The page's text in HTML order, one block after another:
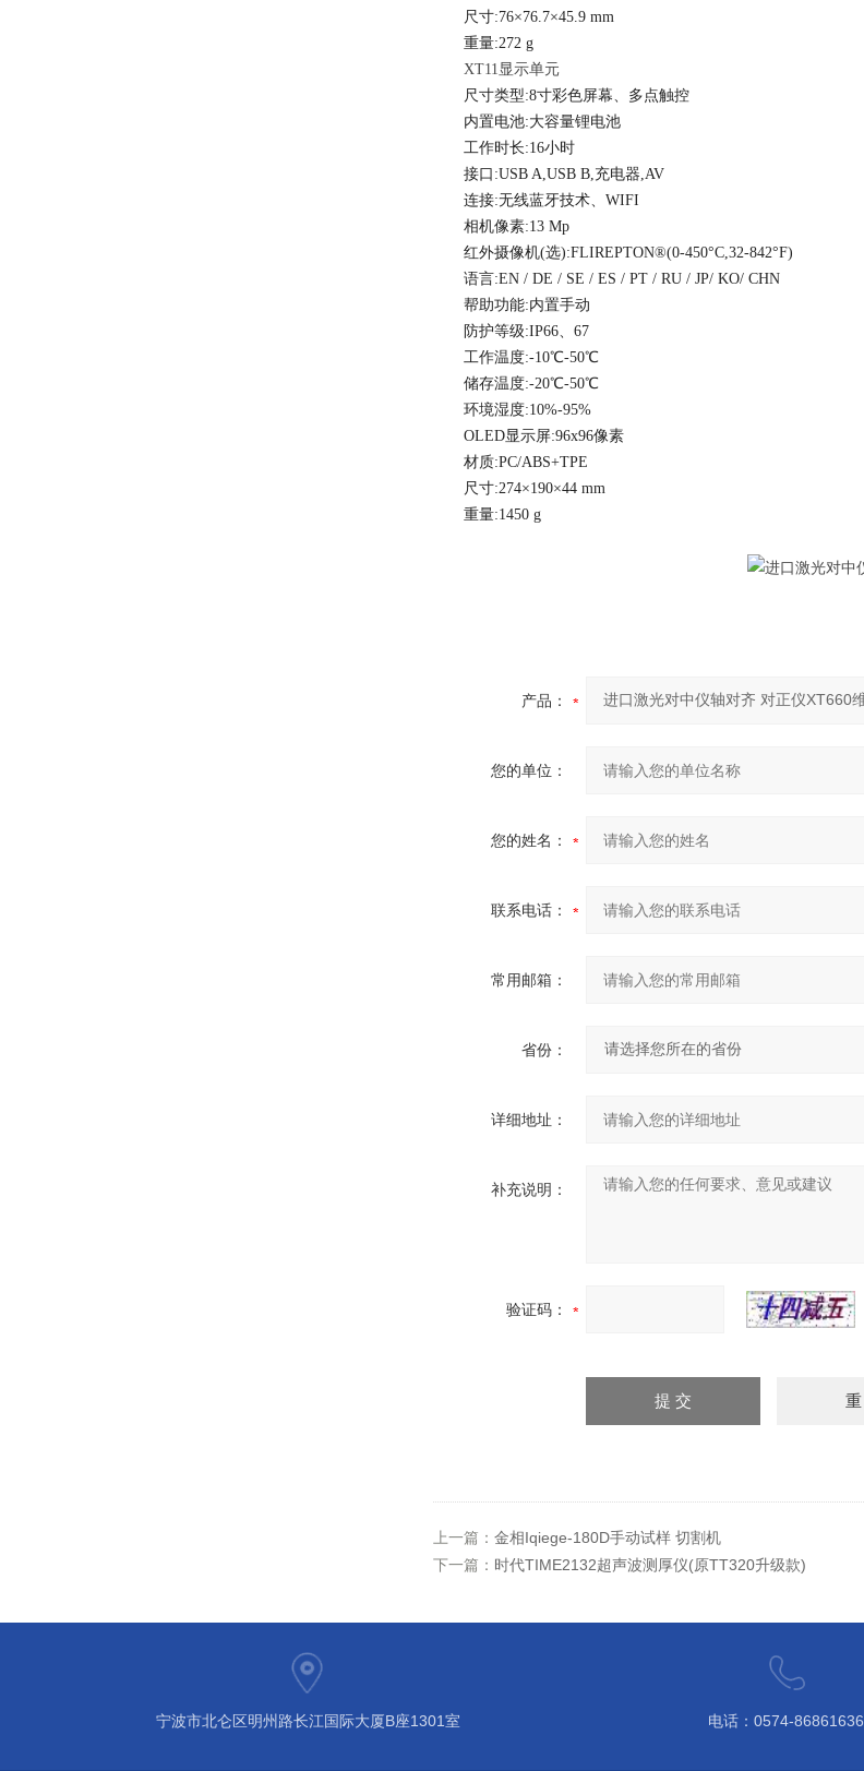
尺寸:76×76.7×45.9 mm
重量:272 g
XT11显示单元
尺寸类型:8寸彩色屏幕、多点触控
内置电池:大容量锂电池
工作时长:16小时
接口 :USB A,USB B,充电器,AV
连接:无线蓝牙技术、 WIFI
相机像素:13 Mp
红外摄像机(选):FLIREPTON®(0-450°C,32-842°F)
语言:EN / DE / SE / ES / PT / RU / JP/ KO/ CHN
帮助功能:内置手动
防护等级:IP66、67
工作温度:-10℃-50℃
储存温度:-20℃-50℃
环境湿度:10%-95%
OLED显示屏:96x96像素
材质:PC/ABS+TPE
尺寸:274×190×44 mm
重量:1450 g
产品：
您的单位：
您的姓名：
联系电话：
常用邮箱：
省份：
详细地址：
补充说明：
验证码：
上一篇： 金相Iqiege-180D手动试样 切割机
下一篇： 时代TIME2132超声波测厚仪(原TT320升级款)
宁波市北仑区明州路长江国际大厦B座1301室 电话：0574-86861636